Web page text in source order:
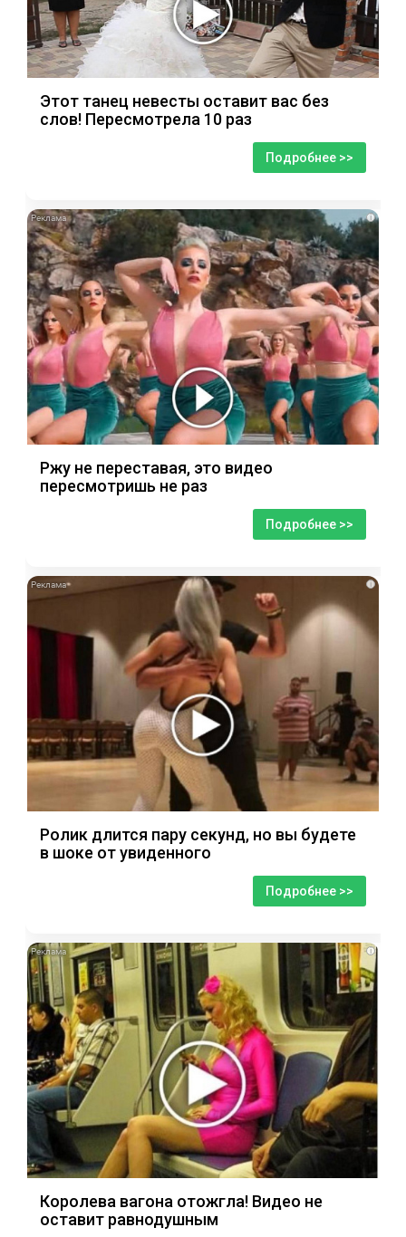
Этот танец невесты оставит вас без
слов! Пересмотрела 10 раз
Подробнее >>
i
Ржу не переставая, это видео
пересмотришь не раз
Подробнее >>
i
Ролик длится пару секунд, но вы будете
в шоке от увиденного
Подробнее >>
i
Королева вагона отожгла! Видео не
оставит равнодушным